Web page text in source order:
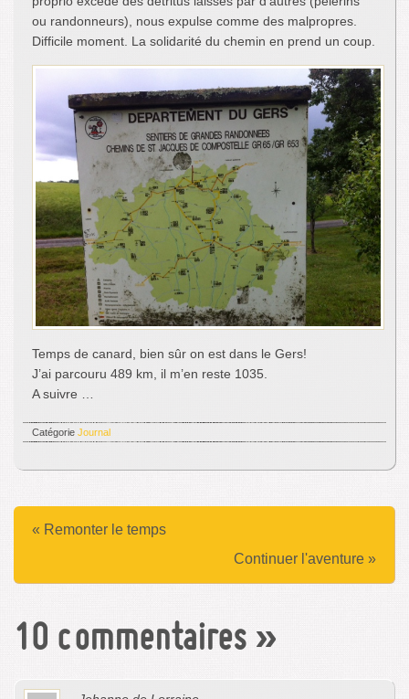
ou randonneurs), nous expulse comme des malpropres.
Difficile moment. La solidarité du chemin en prend un coup.
Temps de canard, bien sûr on est dans le Gers!
J’ai parcouru 489 km, il m’en reste 1035.
A suivre …
Catégorie Journal
Continuer l'aventure »
« Remonter le temps
10 commentaires »